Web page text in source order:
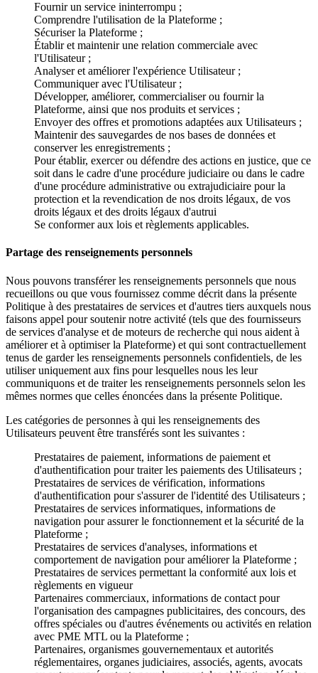
Fournir un service ininterrompu ;
Comprendre l'utilisation de la Plateforme ;
Sécuriser la Plateforme ;
Établir et maintenir une relation commerciale avec
l'Utilisateur ;
Analyser et améliorer l'expérience Utilisateur ;
Communiquer avec l'Utilisateur ;
Développer, améliorer, commercialiser ou fournir la
Plateforme, ainsi que nos produits et services ;
Envoyer des offres et promotions adaptées aux Utilisateurs ;
Maintenir des sauvegardes de nos bases de données et
conserver les enregistrements ;
Pour établir, exercer ou défendre des actions en justice, que ce
soit dans le cadre d'une procédure judiciaire ou dans le cadre
d'une procédure administrative ou extrajudiciaire pour la
protection et la revendication de nos droits légaux, de vos
droits légaux et des droits légaux d'autrui
Se conformer aux lois et règlements applicables.
Partage des renseignements personnels
Nous pouvons transférer les renseignements personnels que nous
recueillons ou que vous fournissez comme décrit dans la présente
Politique à des prestataires de services et d'autres tiers auxquels nous
faisons appel pour soutenir notre activité (tels que des fournisseurs
de services d'analyse et de moteurs de recherche qui nous aident à
améliorer et à optimiser la Plateforme) et qui sont contractuellement
tenus de garder les renseignements personnels confidentiels, de les
utiliser uniquement aux fins pour lesquelles nous les leur
communiquons et de traiter les renseignements personnels selon les
mêmes normes que celles énoncées dans la présente Politique.
Les catégories de personnes à qui les renseignements des
Utilisateurs peuvent être transférés sont les suivantes :
Prestataires de paiement, informations de paiement et
d'authentification pour traiter les paiements des Utilisateurs ;
Prestataires de services de vérification, informations
d'authentification pour s'assurer de l'identité des Utilisateurs ;
Prestataires de services informatiques, informations de
navigation pour assurer le fonctionnement et la sécurité de la
Plateforme ;
Prestataires de services d'analyses, informations et
comportement de navigation pour améliorer la Plateforme ;
Prestataires de services permettant la conformité aux lois et
règlements en vigueur
Partenaires commerciaux, informations de contact pour
l'organisation des campagnes publicitaires, des concours, des
offres spéciales ou d'autres événements ou activités en relation
avec PME MTL ou la Plateforme ;
Partenaires, organismes gouvernementaux et autorités
réglementaires, organes judiciaires, associés, agents, avocats